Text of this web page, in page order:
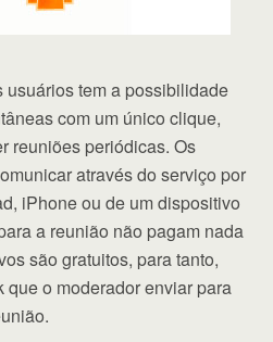
usuários tem a possibilidade
com um único clique,
reuniões periódicas. Os
através do serviço por
iPhone ou de um dispositivo
a reunião não pagam nada
são gratuitos, para tanto,
o moderador enviar para